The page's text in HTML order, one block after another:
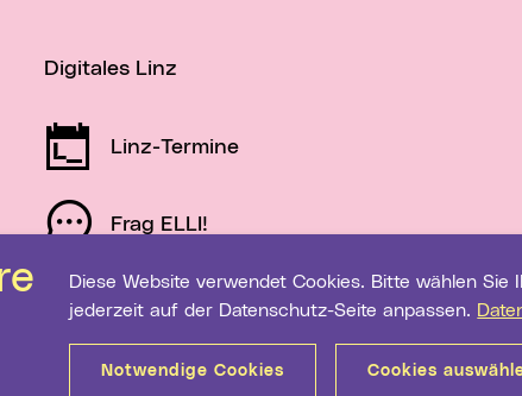
Diese Website verwendet Cookies. Bitte wählen Sie Ihre gewünschten Einstellungen. Diese können Sie
jederzeit auf der Datenschutz-Seite anpassen.
Notwendige Cookies Cookies
Digitales Linz
Linz-Termine
Frag ELLI!
Schau auf Linz